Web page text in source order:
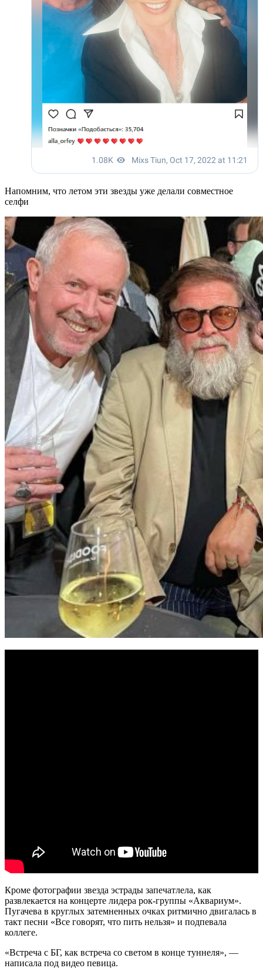
Напомним, что летом эти звезды уже делали совместное
селфи
Кроме фотографии звезда эстрады запечатлела, как
развлекается на концерте лидера рок-группы «Аквариум».
Пугачева в круглых затемненных очках ритмично двигалась в
такт песни «Все говорят, что пить нельзя» и подпевала
коллеге.
«Встреча с БГ, как встреча со светом в конце туннеля», —
написала под видео певица.